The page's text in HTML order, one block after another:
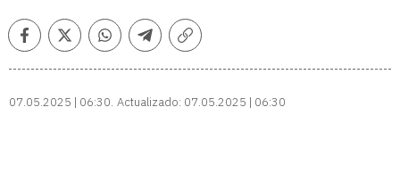
FacebookTwitterWhatsappTelegramCopiar
07.05.2025 | 06:30 Actualizado: 07.05.2025 | 06:30